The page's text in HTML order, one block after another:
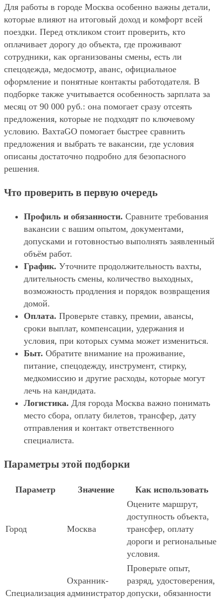
Для работы в городе Москва особенно важны детали,
которые влияют на итоговый доход и комфорт всей
поездки. Перед откликом стоит проверить, кто
оплачивает дорогу до объекта, где проживают
сотрудники, как организованы смены, есть ли
спецодежда, медосмотр, аванс, официальное
оформление и понятные контакты работодателя. В
подборке также учитывается особенность зарплата за
месяц от 90 000 руб.: она помогает сразу отсеять
предложения, которые не подходят по ключевому
условию. ВахтаGO помогает быстрее сравнить
предложения и выбрать те вакансии, где условия
описаны достаточно подробно для безопасного
решения.
Что проверить в первую очередь
Профиль и обязанности. Сравните требования
вакансии с вашим опытом, документами,
допусками и готовностью выполнять заявленный
объём работ.
График. Уточните продолжительность вахты,
длительность смены, количество выходных,
возможность продления и порядок возвращения
домой.
Оплата. Проверьте ставку, премии, авансы,
сроки выплат, компенсации, удержания и
условия, при которых сумма может измениться.
Быт. Обратите внимание на проживание,
питание, спецодежду, инструмент, стирку,
медкомиссию и другие расходы, которые могут
лечь на кандидата.
Логистика. Для города Москва важно понимать
место сбора, оплату билетов, трансфер, дату
отправления и контакт ответственного
специалиста.
Параметры этой подборки
Параметр Значение Как использовать
Город Москва
Оцените маршрут,
доступность объекта,
трансфер, оплату
дороги и региональные
условия.
Специализация
Охранник-
администратор
Проверьте опыт,
разряд, удостоверения,
допуски, обязанности